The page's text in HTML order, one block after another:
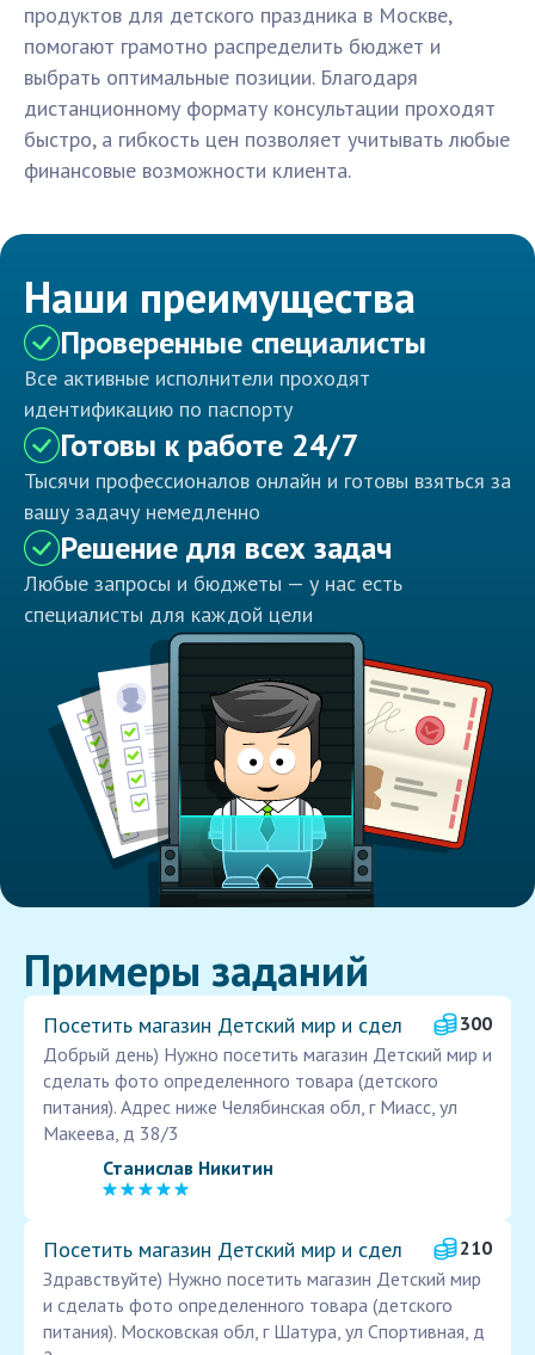
продуктов для детского праздника в Москве,
помогают грамотно распределить бюджет и
выбрать оптимальные позиции. Благодаря
дистанционному формату консультации проходят
быстро, а гибкость цен позволяет учитывать любые
финансовые возможности клиента.
Наши преимущества
Проверенные специалисты
Все активные исполнители проходят
идентификацию по паспорту
Готовы к работе 24/7
Тысячи профессионалов онлайн и готовы взяться за
вашу задачу немедленно
Решение для всех задач
Любые запросы и бюджеты — у нас есть
специалисты для каждой цели
Примеры заданий
Посетить магазин Детский мир и сдел
300
Добрый день) Нужно посетить магазин Детский мир и
сделать фото определенного товара (детского
питания). Адрес ниже Челябинская обл, г Миасс, ул
Макеева, д 38/3
Станислав Никитин
Посетить магазин Детский мир и сдел
210
Здравствуйте) Нужно посетить магазин Детский мир
и сделать фото определенного товара (детского
питания). Московская обл, г Шатура, ул Спортивная, д